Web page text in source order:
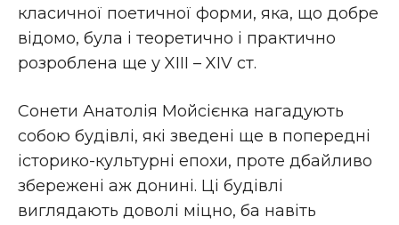
класичної поетичної форми, яка, що добре
відомо, була і теоретично і практично
розроблена ще у XIII – XIV cт.
Сонети Анатолія Мойсієнка нагадують
собою будівлі, які зведені ще в попередні
історико-культурні епохи, проте дбайливо
збережені аж донині. Ці будівлі
виглядають доволі міцно, ба навіть